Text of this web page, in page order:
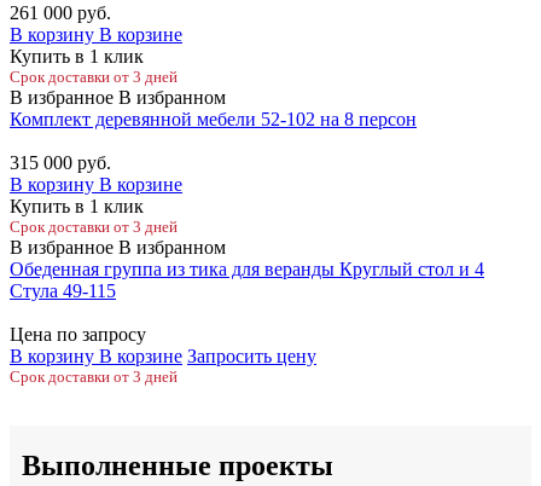
261 000 руб.
В корзину В корзине
Купить в 1 клик
Срок доставки от 3 дней
В избранное В избранном
Комплект деревянной мебели 52-102 на 8 персон
315 000 руб.
В корзину В корзине
Купить в 1 клик
Срок доставки от 3 дней
В избранное В избранном
Обеденная группа из тика для веранды Круглый стол и 4
Стула 49-115
Цена по запросу
В корзину В корзине Запросить цену
Срок доставки от 3 дней
Выполненные проекты